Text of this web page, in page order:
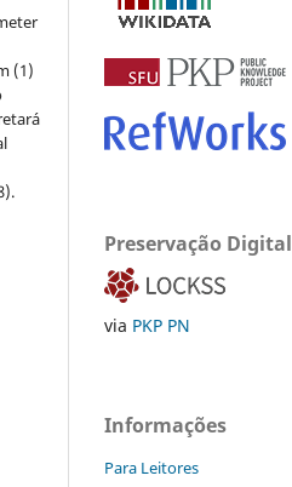
(1)
Preservação Digital
via PKP PN
Informações
Para Leitores